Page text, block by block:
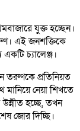
যুক্ত হচ্ছেন।
এই জনশক্তিকে
চ্যালেঞ্জ।
তরুণকে প্রতিনিয়ত
নেয়া শিখতে
হচ্ছে, তখন
জোর দিচ্ছি।